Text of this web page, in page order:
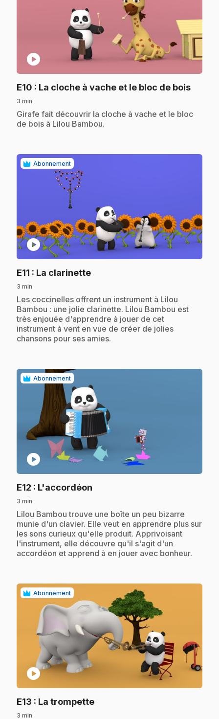
play_circle
E10 : La cloche à vache et le bloc de bois.
3 min
.Girafe fait découvrir la cloche à vache et le bloc
de bois à Lilou Bambou.
Abonnement
play_circle
E11 : La clarinette.
3 min
.Les coccinelles offrent un instrument à Lilou
Bambou : une jolie clarinette. Lilou Bambou est
très enjouée d'apprendre à jouer de cet
instrument à vent en vue de créer de jolies
chansons pour ses amies.
Abonnement
play_circle
E12 : L'accordéon
3 min
.Lilou Bambou trouve une boîte un peu bizarre
munie d'un clavier. Elle veut en apprendre plus sur
les sons curieux qu'elle produit. Apprivoisant
l'instrument, elle découvre qu'il s'agit d'un
accordéon et apprend à en jouer avec bonheur.
Abonnement
play_circle
E13 : La trompette.
3 min